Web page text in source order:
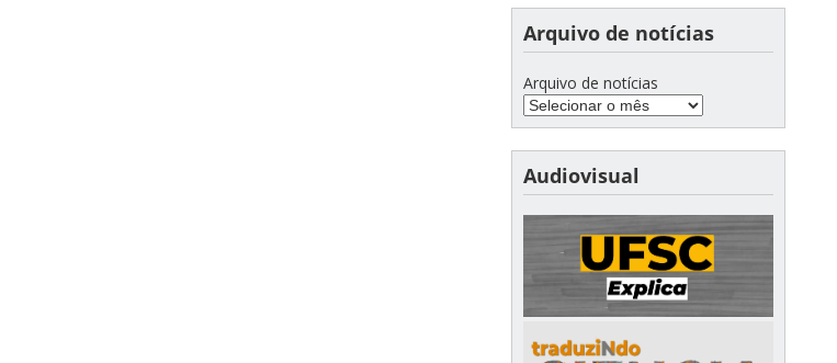
Arquivo de notícias
Arquivo de notícias
Audiovisual